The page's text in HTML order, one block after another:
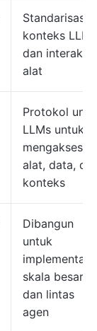
Standarisasi
konteks LLM
dan interaksi
alat
Protokol
LLMs untuk
mengakses
alat, data,
konteks
Dibangun
untuk
implementasi
skala besar
dan lintas
agen